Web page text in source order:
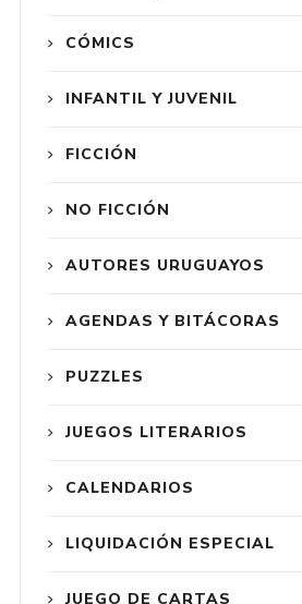
CÓMICS
INFANTIL Y JUVENIL
FICCIÓN
NO FICCIÓN
AUTORES URUGUAYOS
AGENDAS Y BITÁCORAS
PUZZLES
JUEGOS LITERARIOS
CALENDARIOS
LIQUIDACIÓN ESPECIAL
JUEGO DE CARTAS